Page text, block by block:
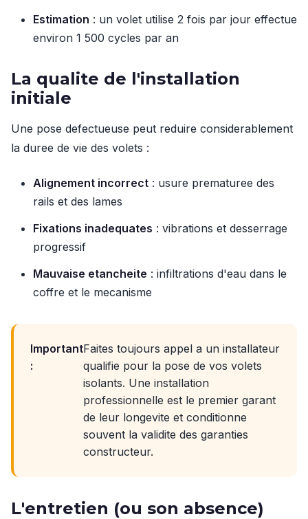
Estimation : un volet utilise 2 fois par jour effectue
environ 1 500 cycles par an
La qualite de l'installation
initiale
Une pose defectueuse peut reduire considerablement
la duree de vie des volets :
Alignement incorrect : usure prematuree des
rails et des lames
Fixations inadequates : vibrations et desserrage
progressif
Mauvaise etancheite : infiltrations d'eau dans le
coffre et le mecanisme
Important
:
Faites toujours appel a un installateur
qualifie pour la pose de vos volets
isolants. Une installation
professionnelle est le premier garant
de leur longevite et conditionne
souvent la validite des garanties
constructeur.
L'entretien (ou son absence)